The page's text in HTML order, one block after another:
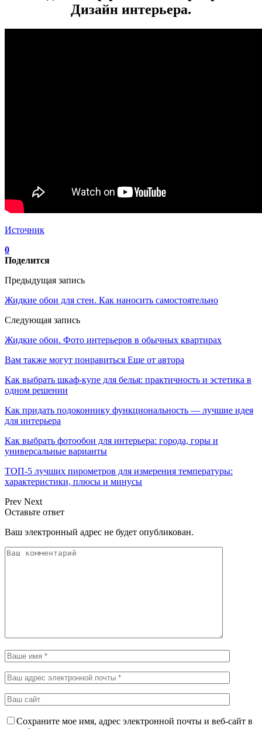
Дизайн интерьера.
Источник
0
Поделится
Предыдущая запись
Жидкие обои для стен. Как наносить самостоятельно
Следующая запись
Жидкие обои. Фото интерьеров в обычных квартирах
Вам также могут понравиться Еще от автора
Как выбрать шкаф-купе для белья: практичность и эстетика в
одном решении
Как придать подоконнику функциональность — лучшие идея
для интерьера
Как выбрать фотообои для интерьера: города, горы и
универсальные варианты
ТОП-5 лучших пирометров для измерения температуры:
характеристики, плюсы и минусы
Prev Next
Оставьте ответ
Ваш электронный адрес не будет опубликован.
Сохраните мое имя, адрес электронной почты и веб-сайт в